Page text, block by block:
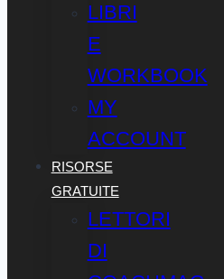
LIBRI
E
WORKBOOK
MY
ACCOUNT
RISORSE
GRATUITE
LETTORI
DI